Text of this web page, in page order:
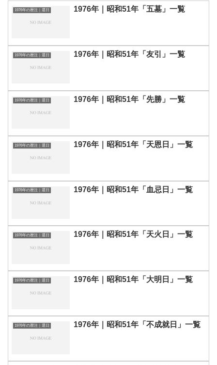
1976年の暦注｜選日 1976年｜昭和51年「五墓」一覧
1976年の暦注｜選日 1976年｜昭和51年「友引」一覧
1976年の暦注｜選日 1976年｜昭和51年「先勝」一覧
1976年の暦注｜選日 1976年｜昭和51年「天恩日」一覧
1976年の暦注｜選日 1976年｜昭和51年「血忌日」一覧
1976年の暦注｜選日 1976年｜昭和51年「天火日」一覧
1976年の暦注｜選日 1976年｜昭和51年「大明日」一覧
1976年の暦注｜選日 1976年｜昭和51年「不成就日」一覧